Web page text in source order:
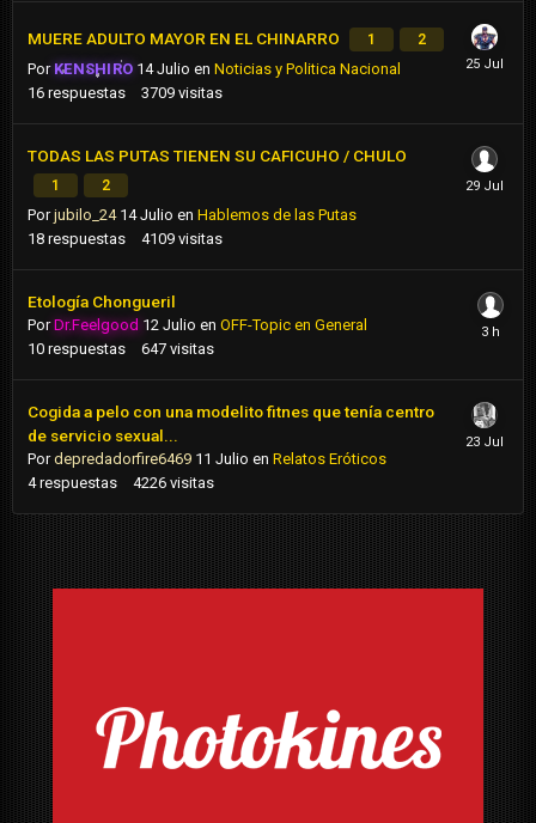
MUERE ADULTO MAYOR EN EL CHINARRO 1 2
Por KENSHIRO 14 Julio enNoticias y Politica Nacional
16 respuestas 3709 visitas
TODAS LAS PUTAS TIENEN SU CAFICUHO / CHULO
1 2
Porjubilo_24 14 Julio en Hablemos de las Putas
18 respuestas 4109 visitas
Etología Chongueril
PorDr.Feelgood 12 Julio en OFF-Topic en General
10 respuestas 647 visitas
Cogida a pelo con una modelito fitnes que tenía centro
de servicio sexual...
Pordepredadorfire6469 11 Julio en Relatos Eróticos
4 respuestas 4226 visitas